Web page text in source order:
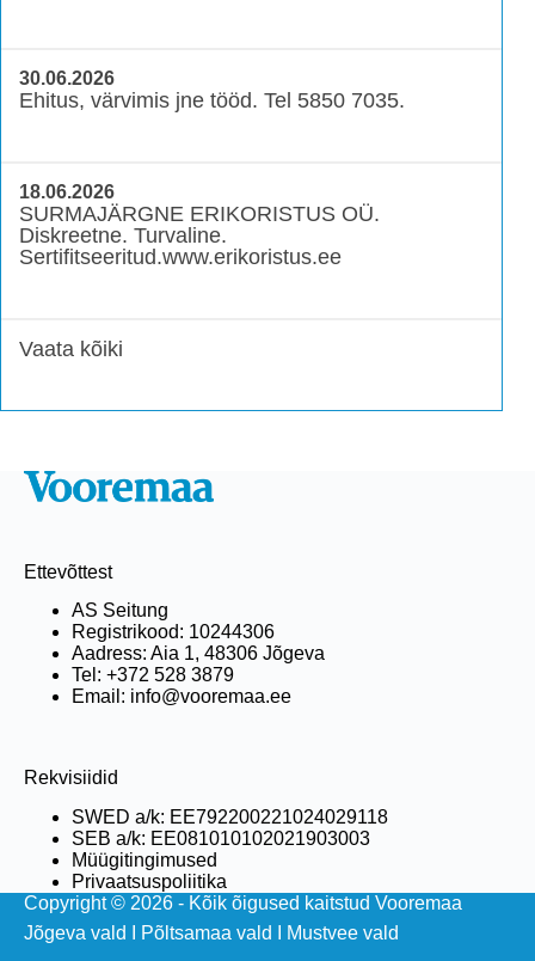
30.06.2026
Ehitus, värvimis jne tööd. Tel 5850 7035.
18.06.2026
SURMAJÄRGNE ERIKORISTUS OÜ.
Diskreetne. Turvaline.
Sertifitseeritud.www.erikoristus.ee
Vaata kõiki
Ettevõttest
AS Seitung
Registrikood: 10244306
Aadress: Aia 1, 48306 Jõgeva
Tel: +372 528 3879
Email: info@vooremaa.ee
Rekvisiidid
SWED a/k: EE792200221024029118
SEB a/k: EE081010102021903003
Müügitingimused
Privaatsuspoliitika
Copyright © 2026 - Kõik õigused kaitstud Vooremaa
Jõgeva vald
Põltsamaa vald Mustvee vald